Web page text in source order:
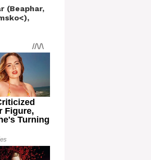
(Beaphar,